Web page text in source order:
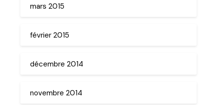
mars 2015
février 2015
décembre 2014
novembre 2014